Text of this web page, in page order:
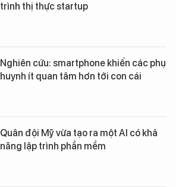
trình thị thực startup
Nghiên cứu: smartphone khiến các phụ
huynh ít quan tâm hơn tới con cái
Quân đội Mỹ vừa tạo ra một AI có khả
năng lập trình phần mềm